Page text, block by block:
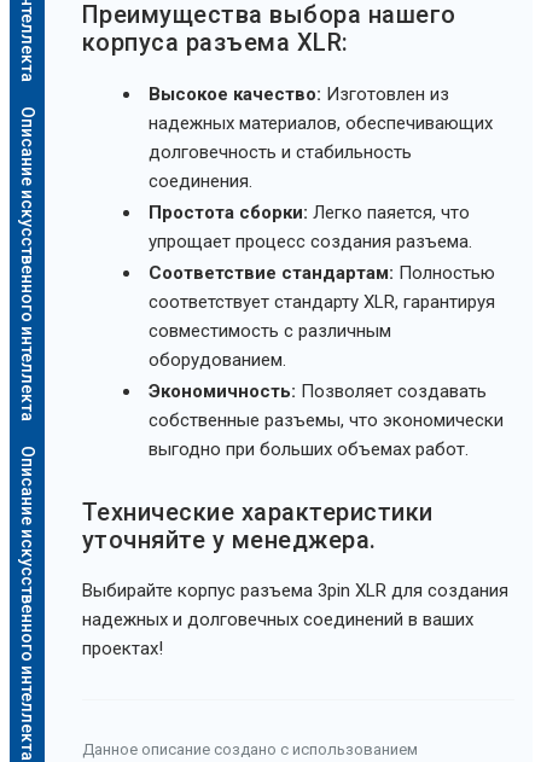
Описание искусственного интеллекта
Описание искусственного интеллекта
Преимущества выбора нашего
корпуса разъема XLR:
Высокое качество: Изготовлен из
надежных материалов, обеспечивающих
долговечность и стабильность
соединения.
Простота сборки: Легко паяется, что
упрощает процесс создания разъема.
Соответствие стандартам: Полностью
соответствует стандарту XLR, гарантируя
совместимость с различным
оборудованием.
Экономичность: Позволяет создавать
собственные разъемы, что экономически
выгодно при больших объемах работ.
Технические характеристики
уточняйте у менеджера.
Выбирайте корпус разъема 3pin XLR для создания
надежных и долговечных соединений в ваших
проектах!
Данное описание создано с использованием